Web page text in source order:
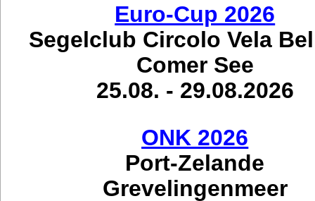
Euro-Cup 2026
Segelclub Circolo Vela
Comer See
25.08. - 29.08.2026
ONK 2026
Port-Zelande
Grevelingenmeer